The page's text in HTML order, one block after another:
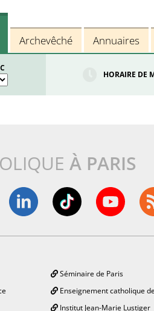
Archevêché Annuaires
HORAIRE DE
À PARIS
Séminaire de Paris
Enseignement catholique
Institut Jean-Marie Lustiger